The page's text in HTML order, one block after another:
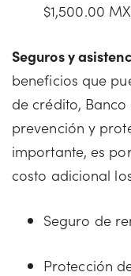
$1,500.00
Seguros y
beneficios que
de crédito, Banco
prevención y
importante, es
costo adicional
Seguro de
Protección